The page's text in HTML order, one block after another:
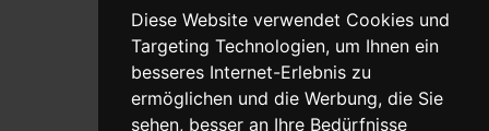
Diese Website verwendet Cookies und
Targeting Technologien, um Ihnen ein
besseres Internet-Erlebnis zu
ermöglichen und die Werbung, die Sie
sehen, besser an Ihre Bedürfnisse
Adresse